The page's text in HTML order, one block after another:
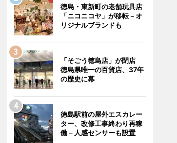
徳島・東新町の老舗玩具店
「ニコニコヤ」が移転－オ
リジナルブランドも
「そごう徳島店」が閉店
徳島県唯一の百貨店、37年
の歴史に幕
徳島駅前の屋外エスカレー
ター、改修工事終わり再稼
働－人感センサーも設置